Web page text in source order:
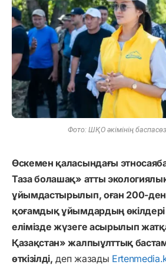
Фото: ШҚО әкімінің
Өскемен қаласындағы
Таза болашақ» атты
ұйымдастырылып, оған 200-
қоғамдық ұйымдардың
елімізде жүзеге асырылып
Қазақстан» жалпыұлттық
өткізілді, деп жазады